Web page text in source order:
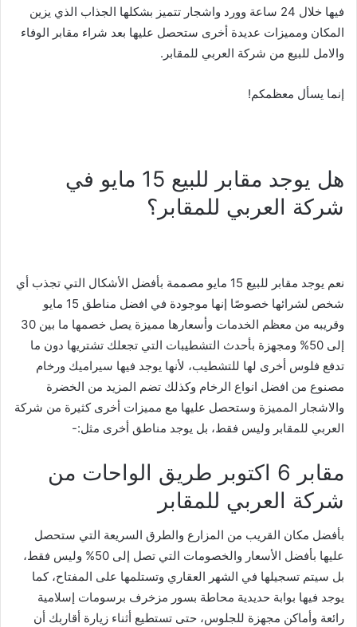
فيها خلال 24 ساعة وورد واشجار تتميز بشكلها الجذاب الذي يزين
المكان ومميزات عديدة أخرى ستحصل عليها بعد شراء مقابر الوفاء
والامل للبيع من شركة العربي للمقابر.
إنما يسأل معظمكم!
هل يوجد مقابر للبيع 15 مايو في
شركة العربي للمقابر؟
نعم يوجد مقابر للبيع 15 مايو مصممة بأفضل الأشكال التي تجذب أي
شخص لشرائها خصوصًا إنها موجودة في افضل مناطق 15 مايو
وقريبه من معظم الخدمات وأسعارها مميزة يصل خصمها ما بين 30
إلى 50% ومجهزة بأحدث التشطيبات التي تجعلك تشتريها دون ما
تدفع فلوس أخرى لها للتشطيب، لأنها يوجد فيها سيراميك ورخام
مصنوع من افضل انواع الرخام وكذلك تضم المزيد من الخضرة
والاشجار المميزة وستحصل عليها مع مميزات أخرى كثيرة من شركة
العربي للمقابر وليس فقط، بل يوجد مناطق أخرى مثل:-
مقابر 6 اكتوبر طريق الواحات من
شركة العربي للمقابر
بأفضل مكان القريب من المزارع والطرق السريعة التي ستحصل
عليها بأفضل الأسعار والخصومات التي تصل إلى 50% وليس فقط،
بل سيتم تسجيلها في الشهر العقاري وتستلمها على المفتاح، كما
يوجد فيها بوابة حديدية محاطة بسور مزخرف برسومات إسلامية
رائعة وأماكن مجهزة للجلوس، حتى تستطيع أثناء زيارة أقاربك أن